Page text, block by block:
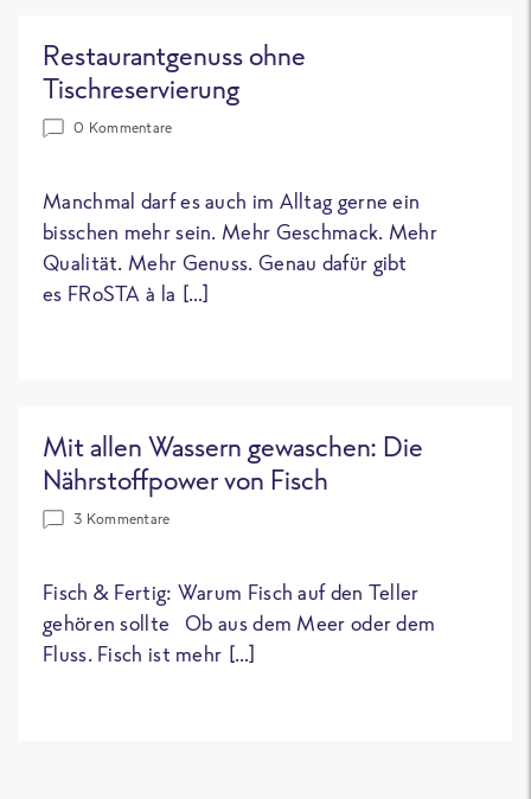
Restaurantgenuss ohne
Tischreservierung
0 Kommentare
Manchmal darf es auch im Alltag gerne ein
bisschen mehr sein. Mehr Geschmack. Mehr
Qualität. Mehr Genuss. Genau dafür gibt
es FRoSTA à la […]
Mit allen Wassern gewaschen: Die
Nährstoffpower von Fisch
3 Kommentare
Fisch & Fertig: Warum Fisch auf den Teller
gehören sollte Ob aus dem Meer oder dem
Fluss. Fisch ist mehr […]